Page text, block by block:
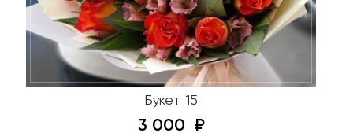
Букет 15
3 000